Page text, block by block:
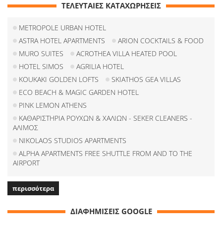
ΤΕΛΕΥΤΑΙΕΣ ΚΑΤΑΧΩΡΗΣΕΙΣ
METROPOLE URBAN HOTEL
ASTRA HOTEL APARTMENTS
ARION COCKTAILS & FOOD
MURO SUITES
ACROTHEA VILLA HEATED POOL
HOTEL SIMOS
AGRILIA HOTEL
KOUKAKI GOLDEN LOFTS
SKIATHOS GEA VILLAS
ECO BEACH & MAGIC GARDEN HOTEL
PINK LEMON ATHENS
ΚΑΘΑΡΙΣΤΗΡΙΑ ΡΟΥΧΩΝ & ΧΑΛΙΩΝ - SEKER CLEANERS -
ΑΛΙΜΟΣ
NIKOLAOS STUDIOS APARTMENTS
ALPHA APARTMENTS FREE SHUTTLE FROM AND TO THE
AIRPORT
περισσότερα
ΔΙΑΦΗΜΙΣΕΙΣ GOOGLE